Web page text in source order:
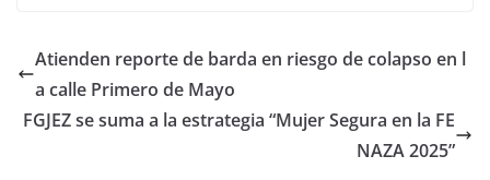
Atienden reporte de barda en riesgo de colapso en l
a calle Primero de Mayo
FGJEZ se suma a la estrategia “Mujer Segura en la FE
NAZA 2025”